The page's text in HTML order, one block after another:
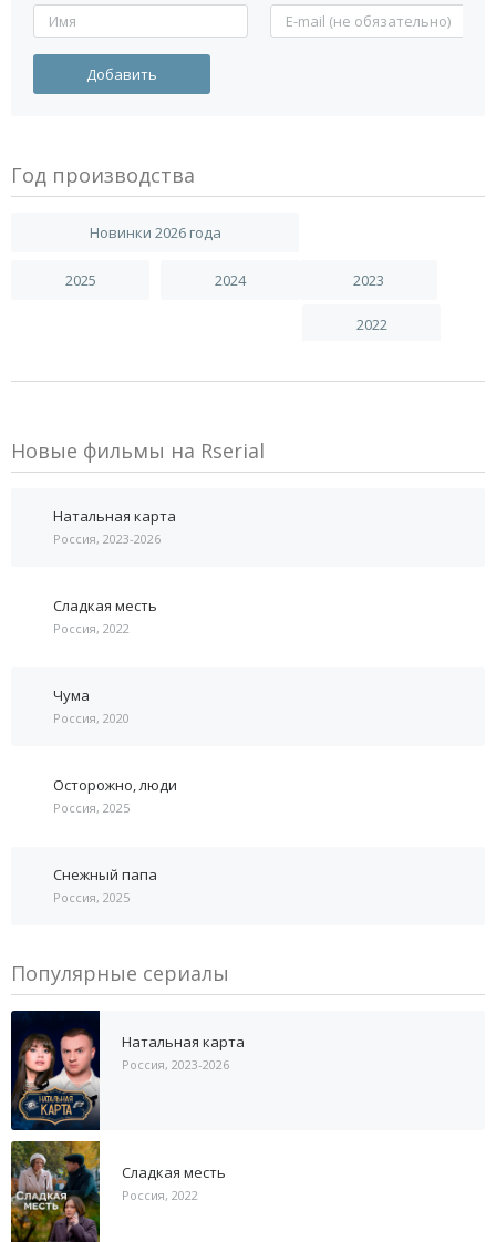
Год производства
Новинки 2026 года
2025 2024 2023
2022
Новые фильмы на Rserial
Натальная карта
Россия, 2023-2026
Сладкая месть
Россия, 2022
Чума
Россия, 2020
Осторожно, люди
Россия, 2025
Снежный папа
Россия, 2025
Популярные сериалы
Натальная карта
Россия, 2023-2026
Сладкая месть
Россия, 2022